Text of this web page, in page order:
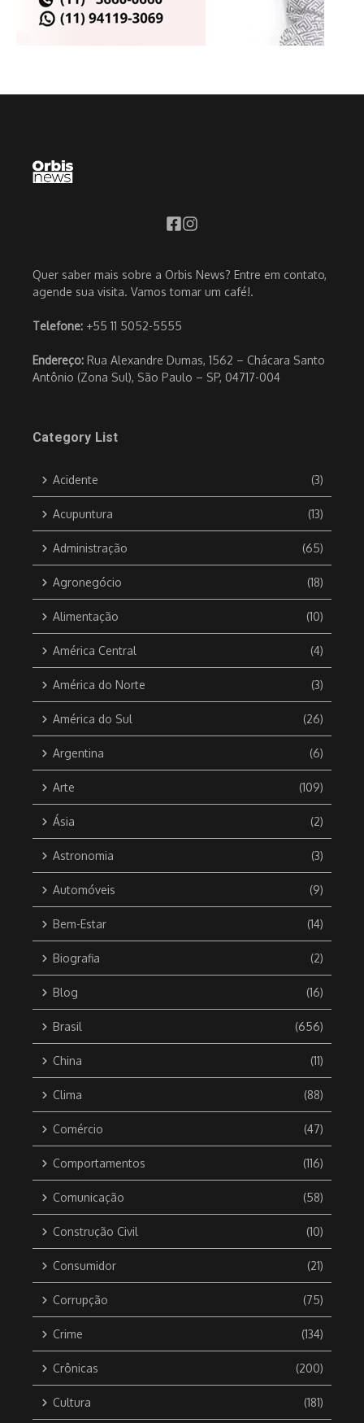
Quer saber mais sobre a Orbis News? Entre em contato,
agende sua visita. Vamos tomar um café!.
Telefone: +55 11 5052-5555
Endereço: Rua Alexandre Dumas, 1562 – Chácara Santo
Antônio (Zona Sul), São Paulo – SP, 04717-004
Category List
Acidente (3)
Acupuntura (13)
Administração (65)
Agronegócio (18)
Alimentação (10)
América Central (4)
América do Norte (3)
América do Sul (26)
Argentina (6)
Arte (109)
Ásia (2)
Astronomia (3)
Automóveis (9)
Bem-Estar (14)
Biografia (2)
Blog (16)
Brasil (656)
China (11)
Clima (88)
Comércio (47)
Comportamentos (116)
Comunicação (58)
Construção Civil (10)
Consumidor (21)
Corrupção (75)
Crime (134)
Crônicas (200)
Cultura (181)